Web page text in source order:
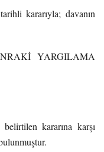
kararıyla; davanın
YARGILAMA
kararına karşı